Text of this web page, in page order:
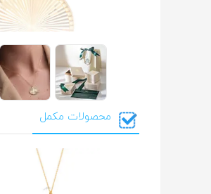
محصولات مکمل